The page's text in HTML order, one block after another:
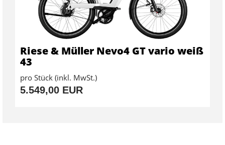
Riese & Müller Nevo4 GT vario weiß
43
pro Stück (inkl. MwSt.)
5.549,00 EUR